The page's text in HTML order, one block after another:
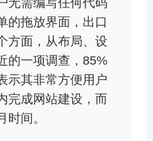
无需编写任何代码
的拖放界面，出口
方面，从布局、设
的一项调查，85%
示其非常方便用户
完成网站建设，而
间。